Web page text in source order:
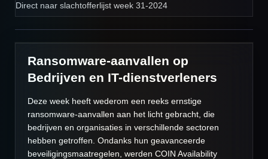
Direct naar slachtofferlijst week 31-2024
Ransomware-aanvallen op
Bedrijven en IT-dienstverleners
Deze week heeft wederom een reeks ernstige
ransomware-aanvallen aan het licht gebracht, die
bedrijven en organisaties in verschillende sectoren
hebben getroffen. Ondanks hun geavanceerde
beveiligingsmaatregelen, werden COIN Availability